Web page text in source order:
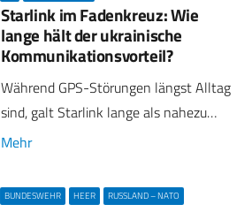
Starlink im Fadenkreuz: Wie
lange hält der ukrainische
Kommunikationsvorteil?
Während GPS-Störungen längst Alltag
sind, galt Starlink lange als nahezu…
Mehr
BUNDESWEHR HEER RUSSLAND – NATO